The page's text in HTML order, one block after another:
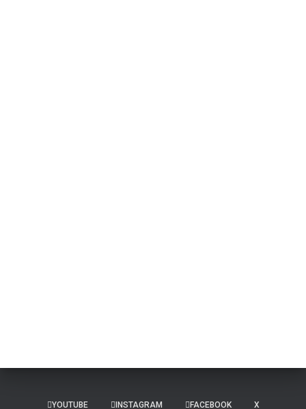
YOUTUBE INSTAGRAM FACEBOOK X